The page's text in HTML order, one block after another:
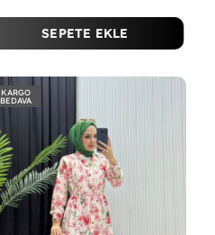
SEPETE EKLE
KARGO
BEDAVA